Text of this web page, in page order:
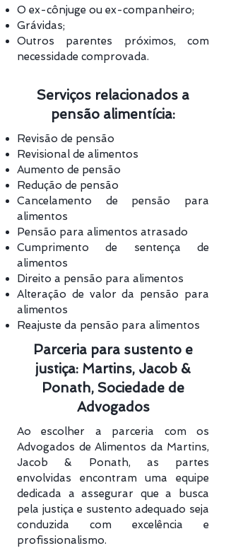
O ex-cônjuge ou ex-companheiro;
Grávidas;
Outros parentes próximos, com
necessidade comprovada.
Serviços relacionados a
pensão alimentícia:
Revisão de pensão
Revisional de alimentos
Aumento de pensão
Redução de pensão
Cancelamento de pensão para
alimentos
Pensão para alimentos atrasado
Cumprimento de sentença de
alimentos
Direito a pensão para alimentos
Alteração de valor da pensão para
alimentos
Reajuste da pensão para alimentos
Parceria para sustento e
justiça: Martins, Jacob &
Ponath, Sociedade de
Advogados
Ao escolher a parceria com os
Advogados de Alimentos da Martins,
Jacob & Ponath, as partes
envolvidas encontram uma equipe
dedicada a assegurar que a busca
pela justiça e sustento adequado seja
conduzida com excelência e
profissionalismo.